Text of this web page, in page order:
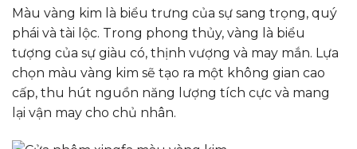
Màu vàng kim là biểu trưng của sự sang trọng, quý
phái và tài lộc. Trong phong thủy, vàng là biểu
tượng của sự giàu có, thịnh vượng và may mắn. Lựa
chọn màu vàng kim sẽ tạo ra một không gian cao
cấp, thu hút nguồn năng lượng tích cực và mang
lại vận may cho chủ nhân.